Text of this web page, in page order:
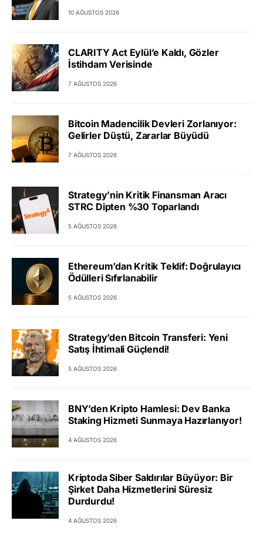
10 AĞUSTOS 2026
CLARITY Act Eylül’e Kaldı, Gözler
İstihdam Verisinde
7 AĞUSTOS 2026
Bitcoin Madencilik Devleri Zorlanıyor:
Gelirler Düştü, Zararlar Büyüdü
7 AĞUSTOS 2026
Strategy’nin Kritik Finansman Aracı
STRC Dipten %30 Toparlandı
5 AĞUSTOS 2026
Ethereum’dan Kritik Teklif: Doğrulayıcı
Ödülleri Sıfırlanabilir
5 AĞUSTOS 2026
Strategy’den Bitcoin Transferi: Yeni
Satış İhtimali Güçlendi!
5 AĞUSTOS 2026
BNY’den Kripto Hamlesi: Dev Banka
Staking Hizmeti Sunmaya Hazırlanıyor!
4 AĞUSTOS 2026
Kriptoda Siber Saldırılar Büyüyor: Bir
Şirket Daha Hizmetlerini Süresiz
Durdurdu!
4 AĞUSTOS 2026